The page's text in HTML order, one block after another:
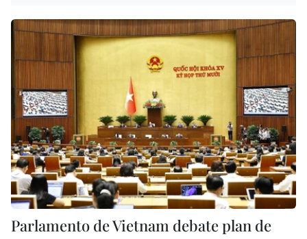
Parlamento de Vietnam debate plan de